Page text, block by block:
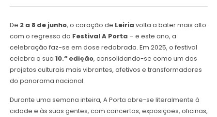
De 2 a 8 de junho, o coração de Leiria volta a bater mais alto
com o regresso do Festival A Porta – e este ano, a
celebração faz-se em dose redobrada. Em 2025, o festival
celebra a sua 10.ª edição, consolidando-se como um dos
projetos culturais mais vibrantes, afetivos e transformadores
do panorama nacional.
Durante uma semana inteira, A Porta abre-se literalmente à
cidade e às suas gentes, com concertos, exposições, oficinas,